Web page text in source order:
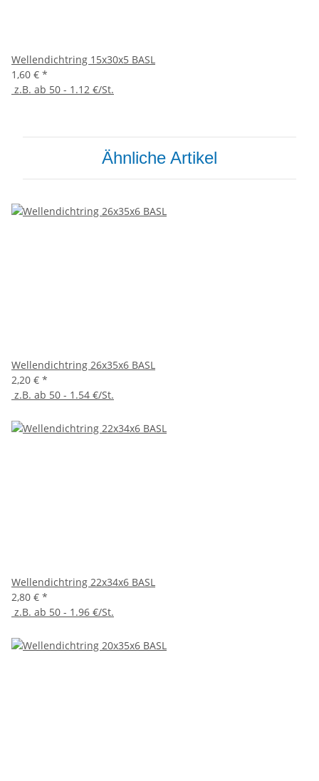
Wellendichtring 15x30x5 BASL
1,60 € *
z.B. ab 50 - 1.12 €/St.
Ähnliche Artikel
Wellendichtring 26x35x6 BASL
2,20 € *
z.B. ab 50 - 1.54 €/St.
Wellendichtring 22x34x6 BASL
2,80 € *
z.B. ab 50 - 1.96 €/St.